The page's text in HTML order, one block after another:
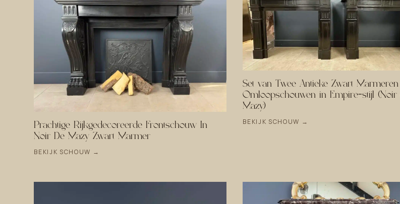
Prachtige Rijkgedecoreerde Frontschouw In
Noir De Mazy Zwart Marmer
BEKIJK SCHOUW →
Set van Twee Antieke Zwart Marmeren
Omloopschouwen in Empire-stijl (Noir
Mazy)
BEKIJK SCHOUW →